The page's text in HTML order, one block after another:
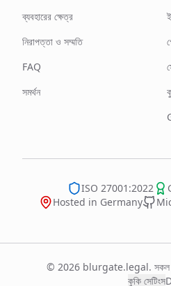
ব্যবহারের ক্ষেত্র
নিরাপত্তা ও সম্মতি
FAQ
সমর্থন
ISO 27001:2022
Hosted in Germany
© 2026 blurgate.legal. সকল
কুকি সেটিংস